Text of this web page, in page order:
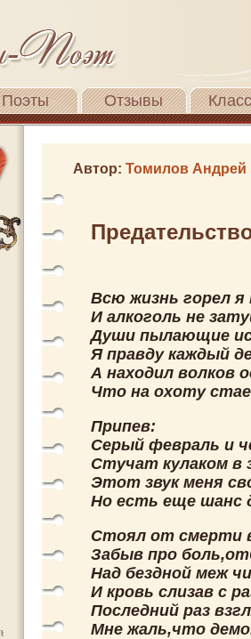
Поэты Отзывы
Автор: Томилов Андрей
Всю жизнь горел я
И алкоголь не
Души пылающие
Я правду каждый
А находил волков
Что на охоту
Припев:
Серый февраль и
Стучат кулаком в
Этот звук меня
Но есть еще шанс
Стоял от смерти
Забыв про
Над бездной меж
И кровь слизав с
Последний раз
Мне жаль,что